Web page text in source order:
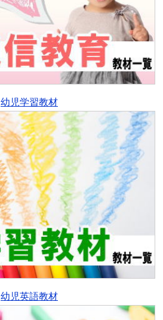
幼児学習教材
幼児英語教材